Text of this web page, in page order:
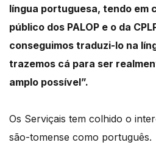
língua portuguesa, tendo em
público dos PALOP e o da
conseguimos traduzi-lo na
trazemos cá para ser
amplo possível”.
Os Serviçais tem colhido o
são-tomense como português.